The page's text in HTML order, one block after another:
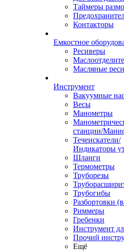
Таймеры
Контакторы
Емкостное
Ресиверы
Масляные
Инструмент
Вакуумные
Весы
Манометры
станции/
Течеискатели/
Индикаторы
Шланги
Термометры
Труборезы
Трубогибы
Разбортовки
Риммеры
Гребенки
Инструмент
Прочий
Ещё